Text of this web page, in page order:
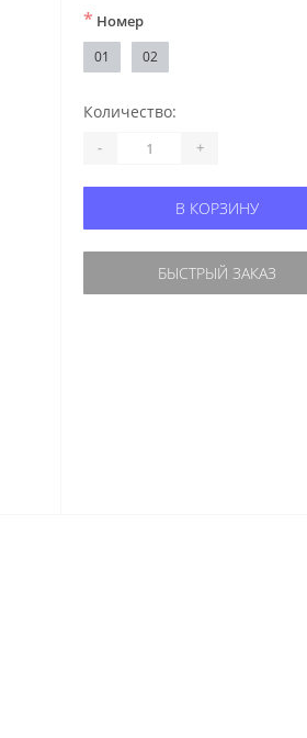
* Номер
01 02
Количество:
- +
В КОРЗИНУ
БЫСТРЫЙ ЗАКАЗ